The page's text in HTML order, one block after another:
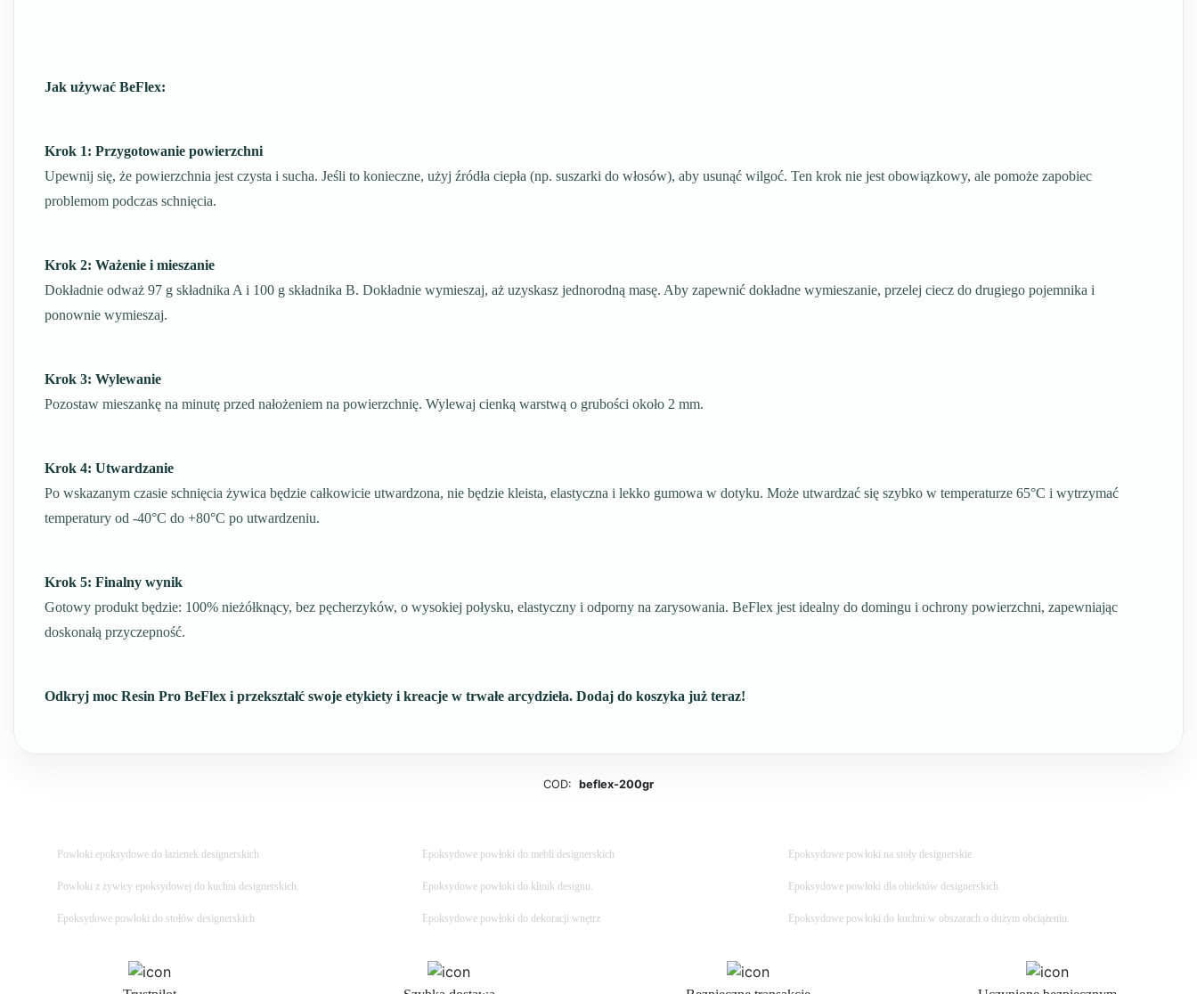
Jak używać BeFlex:
Krok 1: Przygotowanie powierzchni
Upewnij się, że powierzchnia jest czysta i sucha. Jeśli to konieczne, użyj źródła ciepła (np. suszarki do włosów), aby usunąć wilgoć. Ten krok nie jest obowiązkowy, ale pomoże zapobiec
problemom podczas schnięcia.
Krok 2: Ważenie i mieszanie
Dokładnie odważ 97 g składnika A i 100 g składnika B. Dokładnie wymieszaj, aż uzyskasz jednorodną masę. Aby zapewnić dokładne wymieszanie, przelej ciecz do drugiego pojemnika i
ponownie wymieszaj.
Krok 3: Wylewanie
Pozostaw mieszankę na minutę przed nałożeniem na powierzchnię. Wylewaj cienką warstwą o grubości około 2 mm.
Krok 4: Utwardzanie
Po wskazanym czasie schnięcia żywica będzie całkowicie utwardzona, nie będzie kleista, elastyczna i lekko gumowa w dotyku. Może utwardzać się szybko w temperaturze 65°C i wytrzymać
temperatury od -40°C do +80°C po utwardzeniu.
Krok 5: Finalny wynik
Gotowy produkt będzie: 100% nieżółknący, bez pęcherzyków, o wysokiej połysku, elastyczny i odporny na zarysowania. BeFlex jest idealny do domingu i ochrony powierzchni, zapewniając
doskonałą przyczepność.
Odkryj moc Resin Pro BeFlex i przekształć swoje etykiety i kreacje w trwałe arcydzieła. Dodaj do koszyka już teraz!
COD: beflex-200gr
Powłoki epoksydowe do łazienek designerskich Epoksydowe powłoki do mebli designerskich Epoksydowe powłoki na stoły designerskie
Powłoki z żywicy epoksydowej do kuchni designerskich. Epoksydowe powłoki do klinik designu. Epoksydowe powłoki dla obiektów designerskich
Epoksydowe powłoki do stołów designerskich Epoksydowe powłoki do dekoracji wnętrz Epoksydowe powłoki do kuchni w obszarach o dużym obciążeniu.